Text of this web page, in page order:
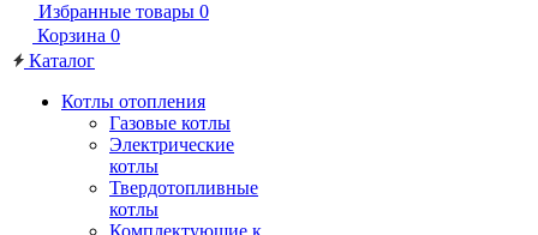
Избранные товары 0
Корзина 0
Каталог
Котлы отопления
Газовые котлы
Электрические
котлы
Твердотопливные
котлы
Комплектующие к